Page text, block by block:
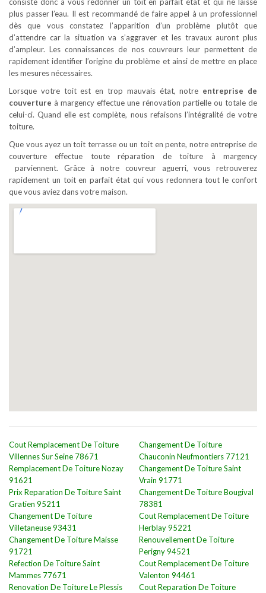
plus passer l’eau. Il est recommandé de faire appel à un professionnel
dès que vous constatez l’apparition d’un problème plutôt que
d’attendre car la situation va s’aggraver et les travaux auront plus
d’ampleur. Les connaissances de nos couvreurs leur permettent de
rapidement identifier l’origine du problème et ainsi de mettre en place
les mesures nécessaires.
Lorsque votre toit est en trop mauvais état, notre entreprise de
couverture à margency effectue une rénovation partielle ou totale de
celui-ci. Quand elle est complète, nous refaisons l’intégralité de votre
toiture.
Que vous ayez un toit terrasse ou un toit en pente, notre entreprise de
couverture effectue toute réparation de toiture à margency
parviennent. Grâce à notre couvreur aguerri, vous retrouverez
rapidement un toit en parfait état qui vous redonnera tout le confort
que vous aviez dans votre maison.
Cout Remplacement De Toiture
Villennes Sur Seine 78671
Remplacement De Toiture Nozay
91621
Prix Reparation De Toiture Saint
Gratien 95211
Changement De Toiture
Villetaneuse 93431
Changement De Toiture Maisse
91721
Refection De Toiture Saint
Mammes 77671
Renovation De Toiture Le Plessis
Changement De Toiture
Chauconin Neufmontiers 77121
Changement De Toiture Saint
Vrain 91771
Changement De Toiture Bougival
78381
Cout Remplacement De Toiture
Herblay 95221
Renouvellement De Toiture
Perigny 94521
Cout Remplacement De Toiture
Valenton 94461
Cout Reparation De Toiture